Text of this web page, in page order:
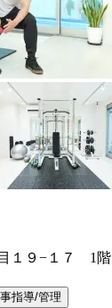
１９−１７ 1階
指導/管理